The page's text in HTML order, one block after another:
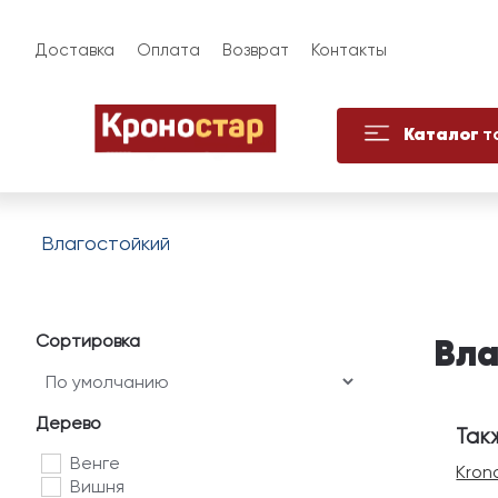
Доставка Оплата Возврат Контакты
Каталог
Влагостойкий
Сортировка
Дерево
Венге
Вишня